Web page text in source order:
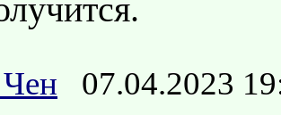
07.04.2023